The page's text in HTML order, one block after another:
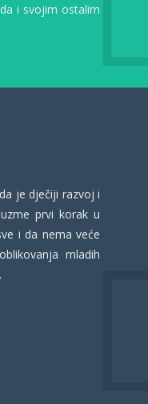
i svojim ostalim
je dječiji razvoj i
prvi korak u
i da nema veće
mladih